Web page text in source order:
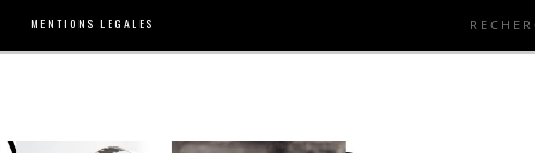
MENTIONS LEGALES